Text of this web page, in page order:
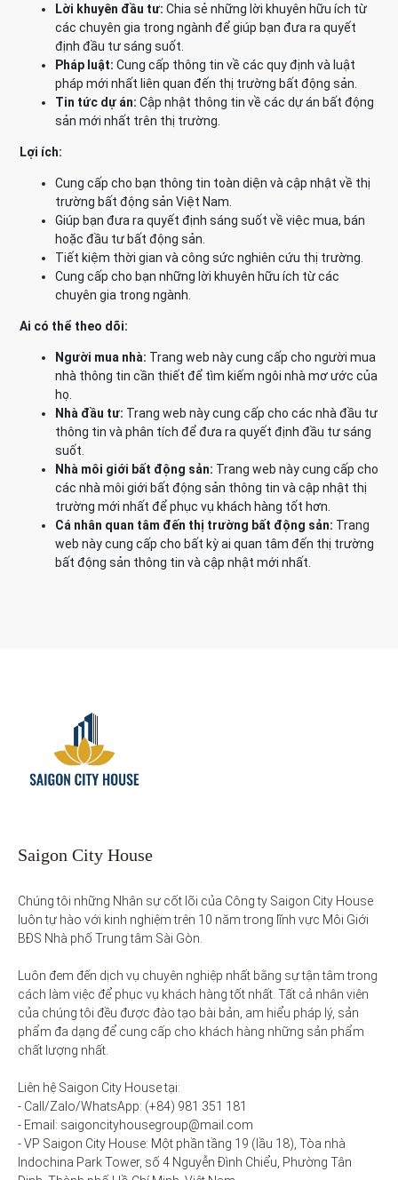
Lời khuyên đầu tư: Chia sẻ những lời khuyên hữu ích từ
các chuyên gia trong ngành để giúp bạn đưa ra quyết
định đầu tư sáng suốt.
Pháp luật: Cung cấp thông tin về các quy định và luật
pháp mới nhất liên quan đến thị trường bất động sản.
Tin tức dự án: Cập nhật thông tin về các dự án bất động
sản mới nhất trên thị trường.
Lợi ích:
Cung cấp cho bạn thông tin toàn diện và cập nhật về thị
trường bất động sản Việt Nam.
Giúp bạn đưa ra quyết định sáng suốt về việc mua, bán
hoặc đầu tư bất động sản.
Tiết kiệm thời gian và công sức nghiên cứu thị trường.
Cung cấp cho bạn những lời khuyên hữu ích từ các
chuyên gia trong ngành.
Ai có thể theo dõi:
Người mua nhà: Trang web này cung cấp cho người mua
nhà thông tin cần thiết để tìm kiếm ngôi nhà mơ ước của
họ.
Nhà đầu tư: Trang web này cung cấp cho các nhà đầu tư
thông tin và phân tích để đưa ra quyết định đầu tư sáng
suốt.
Nhà môi giới bất động sản: Trang web này cung cấp cho
các nhà môi giới bất động sản thông tin và cập nhật thị
trường mới nhất để phục vụ khách hàng tốt hơn.
Cá nhân quan tâm đến thị trường bất động sản: Trang
web này cung cấp cho bất kỳ ai quan tâm đến thị trường
bất động sản thông tin và cập nhật mới nhất.
Saigon City House
Chúng tôi những Nhân sự cốt lõi của Công ty Saigon City House
luôn tự hào với kinh nghiệm trên 10 năm trong lĩnh vực Môi Giới
BĐS Nhà phố Trung tâm Sài Gòn.
Luôn đem đến dịch vụ chuyên nghiệp nhất bằng sự tận tâm trong
cách làm việc để phục vụ khách hàng tốt nhất. Tất cả nhân viên
của chúng tôi đều được đào tạo bài bản, am hiểu pháp lý, sản
phẩm đa dạng để cung cấp cho khách hàng những sản phẩm
chất lượng nhất.
Liên hệ Saigon City House tại:
- Call/Zalo/WhatsApp: (+84) 981 351 181
- Email: saigoncityhousegroup@mail.com
- VP Saigon City House: Một phần tầng 19 (lầu 18), Tòa nhà
Indochina Park Tower, số 4 Nguyễn Đình Chiểu, Phường Tân